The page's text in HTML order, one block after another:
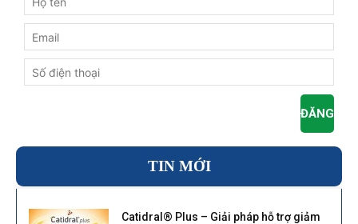
TIN MỚI
Catidral® Plus – Giải pháp hỗ trợ giảm